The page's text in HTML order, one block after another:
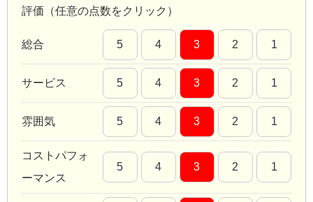
評価（任意の点数をクリック）
総合 5 4 3 2 1
サービス 5 4 3 2 1
雰囲気 5 4 3 2 1
コストパフォ
ーマンス
5 4 3 2 1